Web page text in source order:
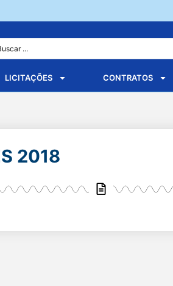
LICITAÇÕES CONTRATOS
2018